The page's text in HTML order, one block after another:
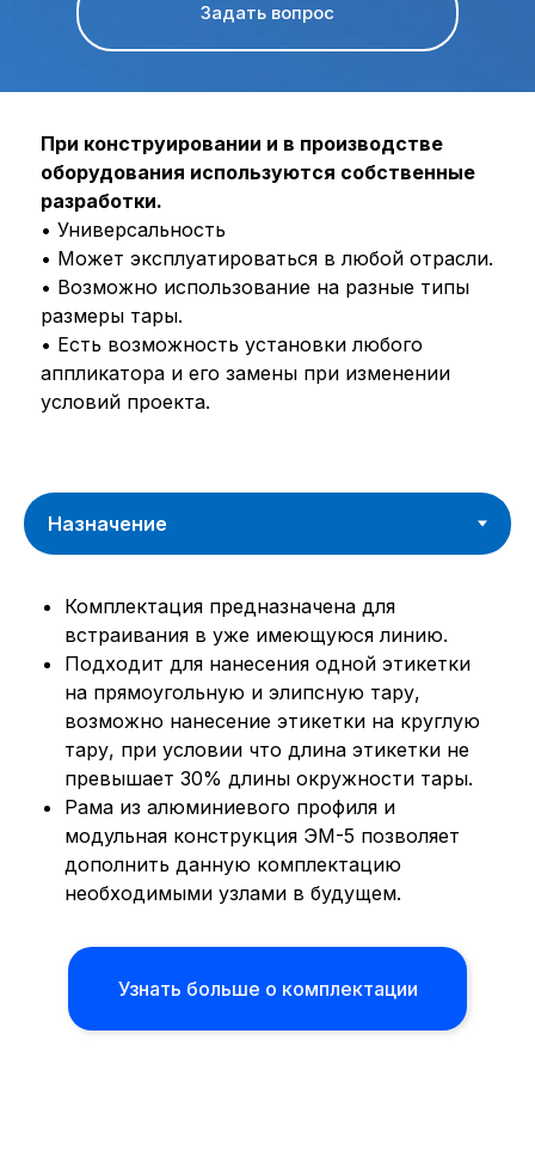
Задать вопрос
При конструировании и в производстве
оборудования используются собственные
разработки.
• Универсальность
• Может эксплуатироваться в любой отрасли.
• Возможно использование на разные типы
размеры тары.
• Есть возможность установки любого
аппликатора и его замены при изменении
условий проекта.
Комплектация предназначена для
встраивания в уже имеющуюся линию.
Подходит для нанесения одной этикетки
на прямоугольную и элипсную тару,
возможно нанесение этикетки на круглую
тару, при условии что длина этикетки не
превышает 30% длины окружности тары.
Рама из алюминиевого профиля и
модульная конструкция ЭМ-5 позволяет
дополнить данную комплектацию
необходимыми узлами в будущем.
Узнать больше о комплектации